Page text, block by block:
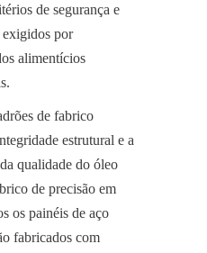
de segurança e
exigidos por
alimentícios
de fabrico
estrutural e a
qualidade do óleo
de precisão em
os painéis de aço
fabricados com